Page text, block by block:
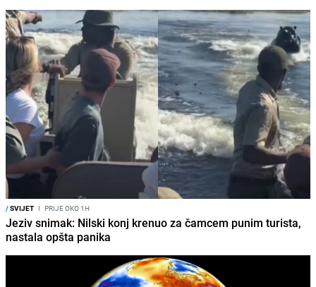
/SVIJET I PRIJE OKO 1H
Jeziv snimak: Nilski konj krenuo za čamcem punim turista,
nastala opšta panika